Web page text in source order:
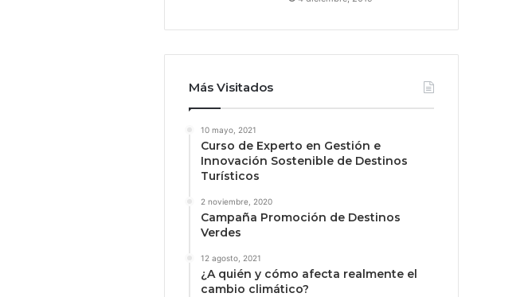
Más Visitados
10 mayo, 2021
Curso de Experto en Gestión e
Innovación Sostenible de Destinos
Turísticos
2 noviembre, 2020
Campaña Promoción de Destinos
Verdes
12 agosto, 2021
¿A quién y cómo afecta realmente el
cambio climático?